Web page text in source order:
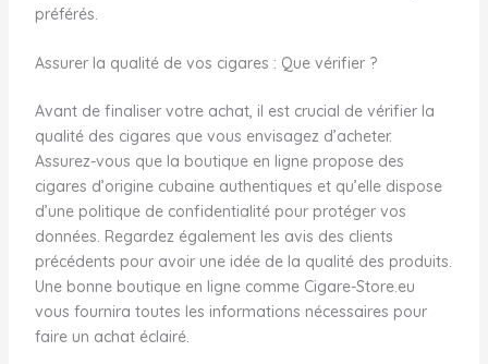
préférés.
Assurer la qualité de vos cigares : Que vérifier ?
Avant de finaliser votre achat, il est crucial de vérifier la
qualité des cigares que vous envisagez d’acheter.
Assurez-vous que la boutique en ligne propose des
cigares d’origine cubaine authentiques et qu’elle dispose
d’une politique de confidentialité pour protéger vos
données. Regardez également les avis des clients
précédents pour avoir une idée de la qualité des produits.
Une bonne boutique en ligne comme Cigare-Store.eu
vous fournira toutes les informations nécessaires pour
faire un achat éclairé.